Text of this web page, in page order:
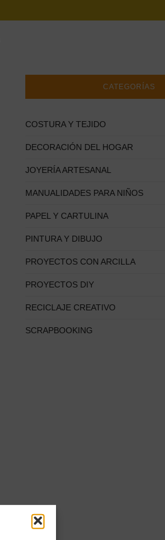
CATEGORÍAS
COSTURA Y TEJIDO
DECORACIÓN DEL HOGAR
JOYERÍA ARTESANAL
MANUALIDADES PARA NIÑOS
PAPEL Y CARTULINA
PINTURA Y DIBUJO
PROYECTOS CON ARCILLA
PROYECTOS DIY
RECICLAJE CREATIVO
SCRAPBOOKING